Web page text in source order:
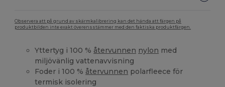
Observera att på grund av skärmkalibrering kan det hända att färgen på
produktbilden inte exakt överensstämmer med den faktiska produktfärgen.
Yttertyg i 100 % återvunnen nylon med
miljövänlig vattenavvisning
Foder i 100 % återvunnen polarfleece för
termisk isolering